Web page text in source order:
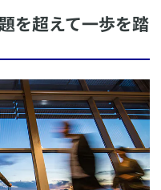
を超えて一歩を踏